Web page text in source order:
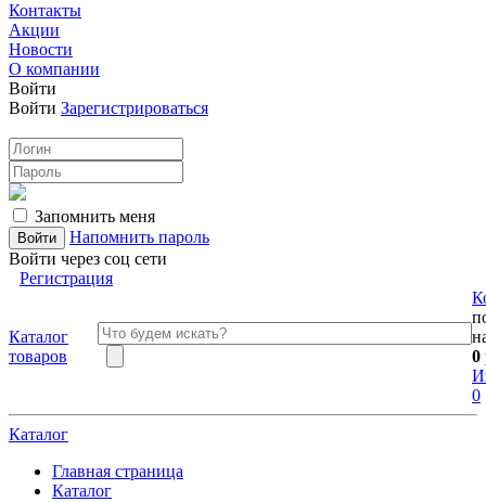
Контакты
Акции
Новости
О компании
Войти
Войти Зарегистрироваться
Запомнить меня
Напомнить пароль
Войти через соц сети
Регистрация
Каталог
товаров
0
0
Каталог
Главная страница
Каталог